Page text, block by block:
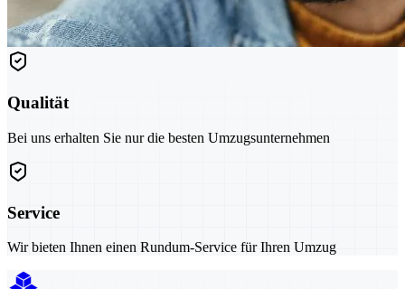
Qualität
Bei uns erhalten Sie nur die besten Umzugsunternehmen
Service
Wir bieten Ihnen einen Rundum-Service für Ihren Umzug